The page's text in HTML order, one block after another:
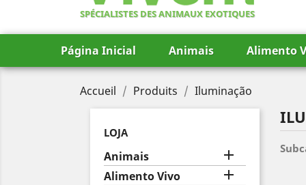
SPÉCIALISTES DES ANIMAUX EXOTIQUES
Página Inicial Animais Alimento
Accueil Produits Iluminação
LOJA
Animais 
Alimento Vivo 